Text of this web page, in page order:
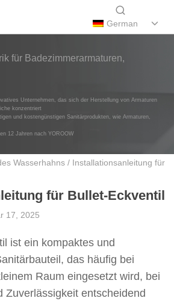
German
für Badezimmerarmaturen,
Unternehmen, das sich der Herstellung von Armaturen
konzentriert
und kostengünstigen Sanitärprodukten, wie Armaturen,
12 Jahren nach YOROOW
Wasserhahns / Installationsanleitung für
für Bullet-Eckventil
17, 2025
ist ein kompaktes und
das häufig bei
Raum eingesetzt wird, bei
Zuverlässigkeit entscheidend